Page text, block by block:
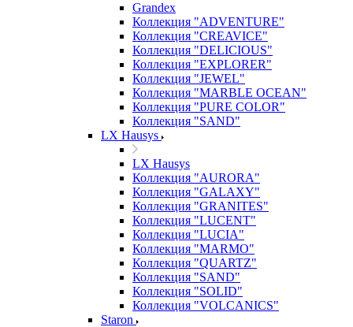
Grandex
Коллекция "ADVENTURE"
Коллекция "CREAVICE"
Коллекция "DELICIOUS"
Коллекция "EXPLORER"
Коллекция "JEWEL"
Коллекция "MARBLE OCEAN"
Коллекция "PURE COLOR"
Коллекция "SAND"
LX Hausys
LX Hausys
Коллекция "AURORA"
Коллекция "GALAXY"
Коллекция "GRANITES"
Коллекция "LUCENT"
Коллекция "LUCIA"
Коллекция "MARMO"
Коллекция "QUARTZ"
Коллекция "SAND"
Коллекция "SOLID"
Коллекция "VOLCANICS"
Staron